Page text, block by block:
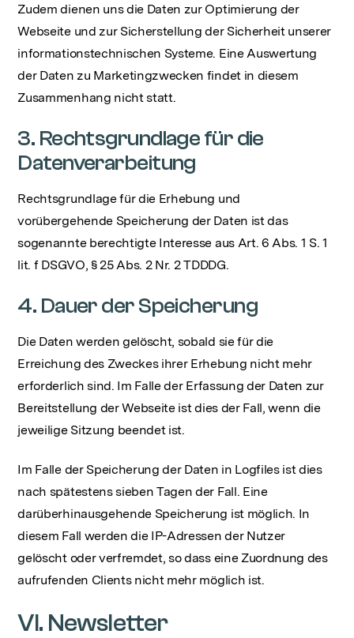
Zudem dienen uns die Daten zur Optimierung der
Webseite und zur Sicherstellung der Sicherheit unserer
informationstechnischen Systeme. Eine Auswertung
der Daten zu Marketingzwecken findet in diesem
Zusammenhang nicht statt.
3. Rechtsgrundlage für die
Datenverarbeitung
Rechtsgrundlage für die Erhebung und
vorübergehende Speicherung der Daten ist das
sogenannte berechtigte Interesse aus Art. 6 Abs. 1 S. 1
lit. f DSGVO, § 25 Abs. 2 Nr. 2 TDDDG.
4. Dauer der Speicherung
Die Daten werden gelöscht, sobald sie für die
Erreichung des Zweckes ihrer Erhebung nicht mehr
erforderlich sind. Im Falle der Erfassung der Daten zur
Bereitstellung der Webseite ist dies der Fall, wenn die
jeweilige Sitzung beendet ist.
Im Falle der Speicherung der Daten in Logfiles ist dies
nach spätestens sieben Tagen der Fall. Eine
darüberhinausgehende Speicherung ist möglich. In
diesem Fall werden die IP-Adressen der Nutzer
gelöscht oder verfremdet, so dass eine Zuordnung des
aufrufenden Clients nicht mehr möglich ist.
VI. Newsletter